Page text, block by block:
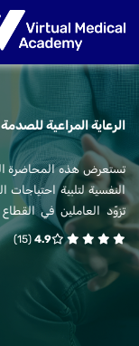
الرعاية المراعية
النفسية لتلبية
تزوّد العاملين في
للصدمة النفسية (TIC).
4.9
(15)